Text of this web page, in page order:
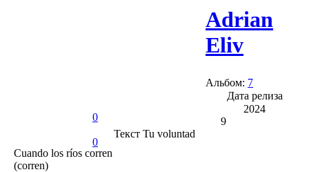
0
0
Adrian
Eliv
Альбом: 7
Дата релиза
2024
9
Текст Tu voluntad
Cuando los ríos corren
(corren)